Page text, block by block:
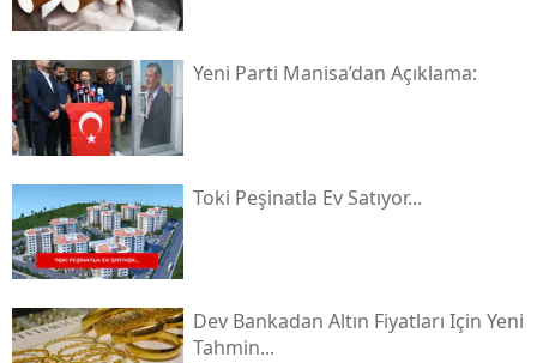
Yeni̇ Parti Manisa’dan Açıklama:
Toki̇ Peşinatla Ev Satıyor...
Dev Bankadan Altın Fiyatları Için Yeni
Tahmin...